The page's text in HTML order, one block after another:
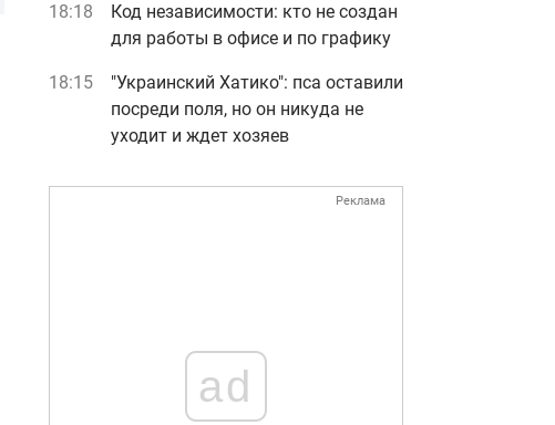
18:18
Код независимости: кто не создан
для работы в офисе и по графику
18:15
"Украинский Хатико": пса оставили
посреди поля, но он никуда не
уходит и ждет хозяев
Реклама
ad